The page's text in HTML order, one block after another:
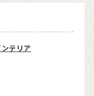
テリア